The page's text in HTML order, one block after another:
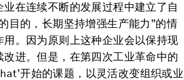
在连续不断的发展过程中建立了自
目的，长期坚持增强生产能力”的情
。因为原则上这种企业会以保持现
进。但是，在第四次工业革命中的
开始的课题，以灵活改变组织或业